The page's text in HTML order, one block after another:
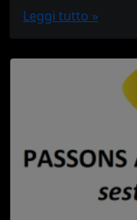
Leggi tutto »